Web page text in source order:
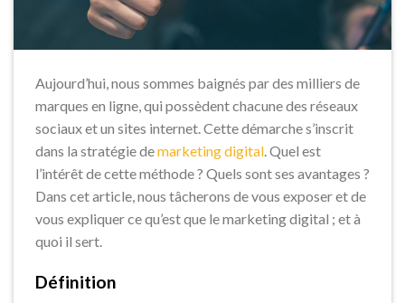
Aujourd’hui, nous sommes baignés par des milliers de
marques en ligne, qui possèdent chacune des réseaux
sociaux et un sites internet. Cette démarche s’inscrit
dans la stratégie demarketing digital. Quel est
l’intérêt de cette méthode ? Quels sont ses avantages ?
Dans cet article, nous tâcherons de vous exposer et de
vous expliquer ce qu’est que le marketing digital ; et à
quoi il sert.
Définition